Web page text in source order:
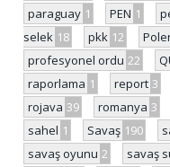
paraguay 1 PEN 1
selek 18 pkk 12
profesyonel ordu 22
raporlama 1 report 3
rojava 39 romanya 3
sahel 1 Savaş 190
savaş oyunu 2 savaş